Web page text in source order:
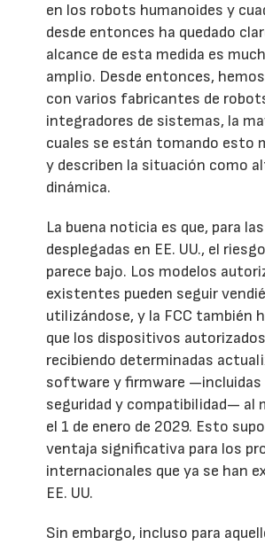
en los robots humanoides y
desde entonces ha quedado
alcance de esta medida es
amplio. Desde entonces,
con varios fabricantes de
integradores de sistemas, la
cuales se están tomando esto
y describen la situación como
dinámica.
La buena noticia es que, para
desplegadas en EE. UU., el
parece bajo. Los modelos
existentes pueden seguir
utilizándose, y la FCC también
que los dispositivos
recibiendo determinadas
software y firmware —incluidas
seguridad y compatibilidad— al
el 1 de enero de 2029. Esto
ventaja significativa para los
internacionales que ya se han
EE. UU.
Sin embargo, incluso para